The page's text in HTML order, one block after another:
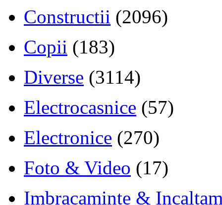
Constructii (2096)
Copii (183)
Diverse (3114)
Electrocasnice (57)
Electronice (270)
Foto & Video (17)
Imbracaminte &